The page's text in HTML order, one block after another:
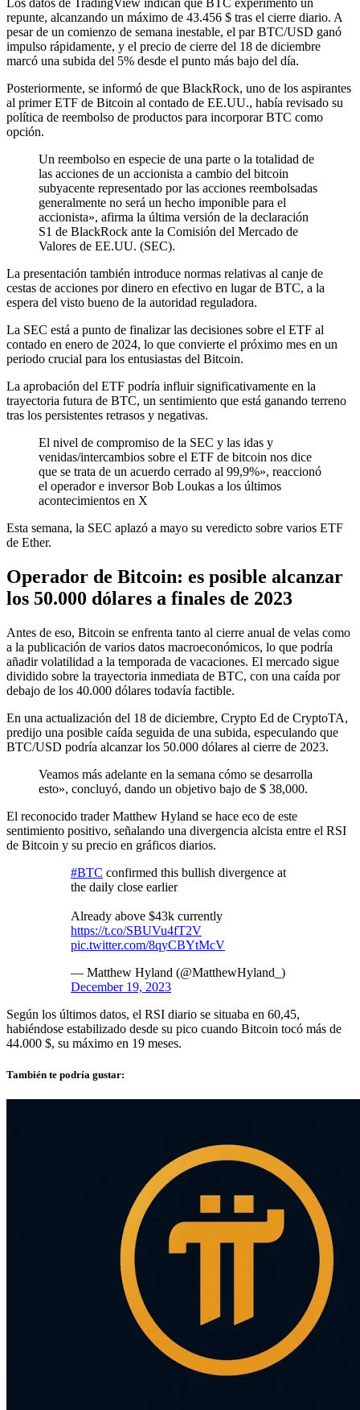
Los datos de TradingView indican que BTC experimentó un
repunte, alcanzando un máximo de 43.456 $ tras el cierre diario. A
pesar de un comienzo de semana inestable, el par BTC/USD ganó
impulso rápidamente, y el precio de cierre del 18 de diciembre
marcó una subida del 5% desde el punto más bajo del día.
Posteriormente, se informó de que BlackRock, uno de los aspirantes
al primer ETF de Bitcoin al contado de EE.UU., había revisado su
política de reembolso de productos para incorporar BTC como
opción.
Un reembolso en especie de una parte o la totalidad de
las acciones de un accionista a cambio del bitcoin
subyacente representado por las acciones reembolsadas
generalmente no será un hecho imponible para el
accionista», afirma la última versión de la declaración
S1 de BlackRock ante la Comisión del Mercado de
Valores de EE.UU. (SEC).
La presentación también introduce normas relativas al canje de
cestas de acciones por dinero en efectivo en lugar de BTC, a la
espera del visto bueno de la autoridad reguladora.
La SEC está a punto de finalizar las decisiones sobre el ETF al
contado en enero de 2024, lo que convierte el próximo mes en un
periodo crucial para los entusiastas del Bitcoin.
La aprobación del ETF podría influir significativamente en la
trayectoria futura de BTC, un sentimiento que está ganando terreno
tras los persistentes retrasos y negativas.
El nivel de compromiso de la SEC y las idas y
venidas/intercambios sobre el ETF de bitcoin nos dice
que se trata de un acuerdo cerrado al 99,9%», reaccionó
el operador e inversor Bob Loukas a los últimos
acontecimientos en X
Esta semana, la SEC aplazó a mayo su veredicto sobre varios ETF
de Ether.
Operador de Bitcoin: es posible alcanzar
los 50.000 dólares a finales de 2023
Antes de eso, Bitcoin se enfrenta tanto al cierre anual de velas como
a la publicación de varios datos macroeconómicos, lo que podría
añadir volatilidad a la temporada de vacaciones. El mercado sigue
dividido sobre la trayectoria inmediata de BTC, con una caída por
debajo de los 40.000 dólares todavía factible.
En una actualización del 18 de diciembre, Crypto Ed de CryptoTA,
predijo una posible caída seguida de una subida, especulando que
BTC/USD podría alcanzar los 50.000 dólares al cierre de 2023.
Veamos más adelante en la semana cómo se desarrolla
esto», concluyó, dando un objetivo bajo de $ 38,000.
El reconocido trader Matthew Hyland se hace eco de este
sentimiento positivo, señalando una divergencia alcista entre el RSI
de Bitcoin y su precio en gráficos diarios.
#BTC confirmed this bullish divergence at
the daily close earlier
Already above $43k currently
https://t.co/SBUVu4fT2V
pic.twitter.com/8qyCBYtMcV
— Matthew Hyland (@MatthewHyland_)
December 19, 2023
Según los últimos datos, el RSI diario se situaba en 60,45,
habiéndose estabilizado desde su pico cuando Bitcoin tocó más de
44.000 $, su máximo en 19 meses.
También te podría gustar: